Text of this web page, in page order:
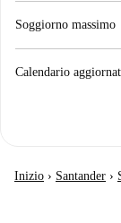
Soggiorno massimo
Calendario
Inizio › Santander ›